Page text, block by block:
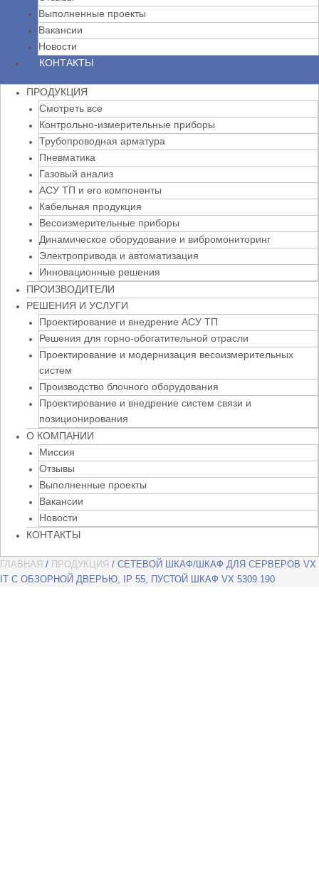
Выполненные проекты
Вакансии
Новости
КОНТАКТЫ
ПРОДУКЦИЯ
Смотреть все
Контрольно-измерительные приборы
Трубопроводная арматура
Пневматика
Газовый анализ
АСУ ТП и его компоненты
Кабельная продукция
Весоизмерительные приборы
Динамическое оборудование и вибромониторинг
Электропривода и автоматизация
Инновационные решения
ПРОИЗВОДИТЕЛИ
РЕШЕНИЯ И УСЛУГИ
Проектирование и внедрение АСУ ТП
Решения для горно-обогатительной отрасли
Проектирование и модернизация весоизмерительных
систем
Производство блочного оборудования
Проектирование и внедрение систем связи и
позиционирования
О КОМПАНИИ
Миссия
Отзывы
Выполненные проекты
Вакансии
Новости
КОНТАКТЫ
ГЛАВНАЯ / ПРОДУКЦИЯ / СЕТЕВОЙ ШКАФ/ШКАФ ДЛЯ СЕРВЕРОВ VX
IT С ОБЗОРНОЙ ДВЕРЬЮ, IP 55, ПУСТОЙ ШКАФ VX 5309.190